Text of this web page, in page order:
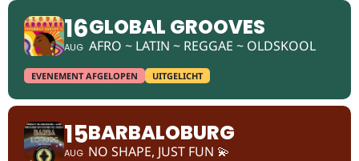
16
AUG
GLOBAL GROOVES
AFRO ~ LATIN ~ REGGAE ~ OLDSKOOL
EVENEMENT AFGELOPEN UITGELICHT
15
AUG
BARBALOBURG
NO SHAPE, JUST FUN 💫